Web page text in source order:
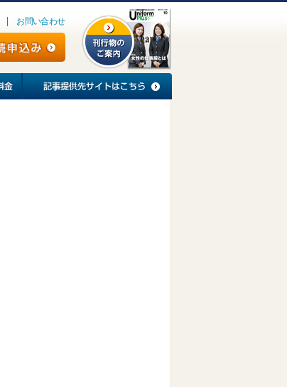
お問い合わせ